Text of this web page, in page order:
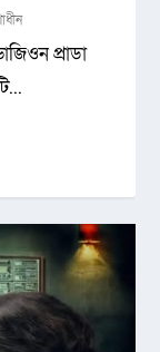
প্রাডা